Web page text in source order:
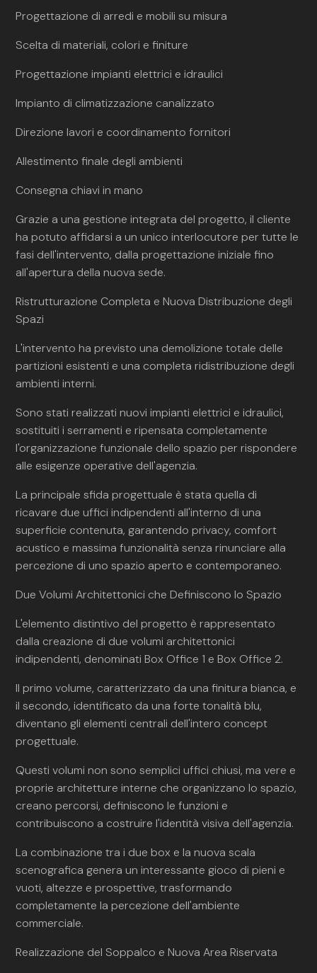
Progettazione di arredi e mobili su misura
Scelta di materiali, colori e finiture
Progettazione impianti elettrici e idraulici
Impianto di climatizzazione canalizzato
Direzione lavori e coordinamento fornitori
Allestimento finale degli ambienti
Consegna chiavi in mano
Grazie a una gestione integrata del progetto, il cliente
ha potuto affidarsi a un unico interlocutore per tutte le
fasi dell'intervento, dalla progettazione iniziale fino
all'apertura della nuova sede.
Ristrutturazione Completa e Nuova Distribuzione degli
Spazi
L'intervento ha previsto una demolizione totale delle
partizioni esistenti e una completa ridistribuzione degli
ambienti interni.
Sono stati realizzati nuovi impianti elettrici e idraulici,
sostituiti i serramenti e ripensata completamente
l'organizzazione funzionale dello spazio per rispondere
alle esigenze operative dell'agenzia.
La principale sfida progettuale è stata quella di
ricavare due uffici indipendenti all'interno di una
superficie contenuta, garantendo privacy, comfort
acustico e massima funzionalità senza rinunciare alla
percezione di uno spazio aperto e contemporaneo.
Due Volumi Architettonici che Definiscono lo Spazio
L'elemento distintivo del progetto è rappresentato
dalla creazione di due volumi architettonici
indipendenti, denominati Box Office 1 e Box Office 2.
Il primo volume, caratterizzato da una finitura bianca, e
il secondo, identificato da una forte tonalità blu,
diventano gli elementi centrali dell'intero concept
progettuale.
Questi volumi non sono semplici uffici chiusi, ma vere e
proprie architetture interne che organizzano lo spazio,
creano percorsi, definiscono le funzioni e
contribuiscono a costruire l'identità visiva dell'agenzia.
La combinazione tra i due box e la nuova scala
scenografica genera un interessante gioco di pieni e
vuoti, altezze e prospettive, trasformando
completamente la percezione dell'ambiente
commerciale.
Realizzazione del Soppalco e Nuova Area Riservata